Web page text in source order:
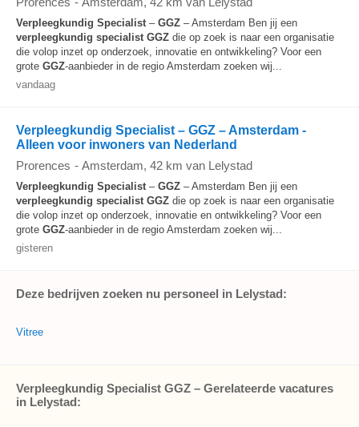
Verpleegkundig Specialist– GGZ – Amsterdam Ben jij een
verpleegkundig specialist GGZ die op zoek is naar een organisatie
die volop inzet op onderzoek, innovatie en ontwikkeling? Voor een
grote GGZ-aanbieder in de regio Amsterdam zoeken wij...
vandaag
Verpleegkundig Specialist – GGZ – Amsterdam -
Alleen voor inwoners van Nederland
Prorences - Amsterdam, 42 km van Lelystad
Verpleegkundig Specialist– GGZ – Amsterdam Ben jij een
verpleegkundig specialist GGZ die op zoek is naar een organisatie
die volop inzet op onderzoek, innovatie en ontwikkeling? Voor een
grote GGZ-aanbieder in de regio Amsterdam zoeken wij...
gisteren
Deze bedrijven zoeken nu personeel in Lelystad:
Vitree
Verpleegkundig Specialist GGZ – Gerelateerde vacatures
in Lelystad: